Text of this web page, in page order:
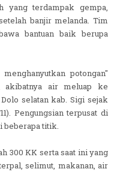
yang terdampak gempa,
banjir melanda. Tim
bantuan baik berupa
potongan"
akibatnya air meluap ke
selatan kab. Sigi sejak
Pengungsian terpusat di
beberapa titik.
300 KK serta saat ini yang
selimut, makanan, air